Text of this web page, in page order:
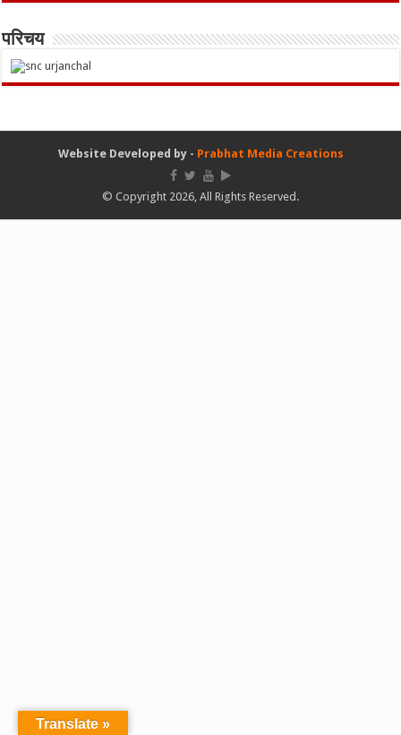
परिचय
Website Developed by - Prabhat Media Creations
© Copyright 2026, All Rights Reserved.
Translate »